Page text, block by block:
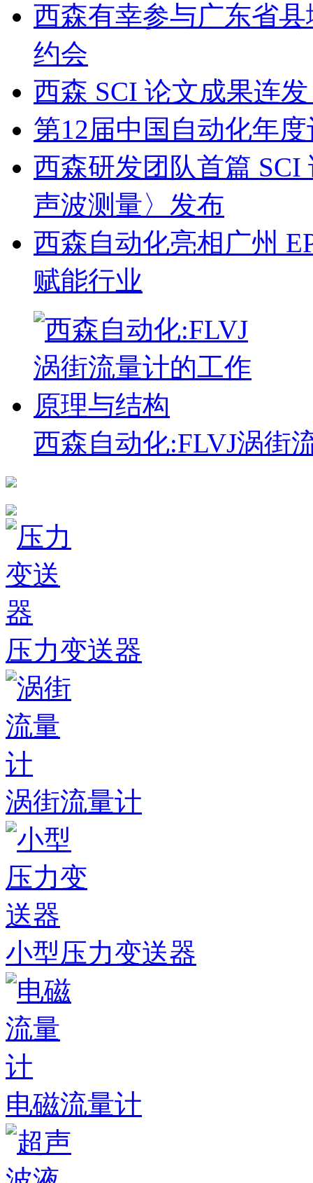
西森有幸参与广东省
约会
西森 SCI 论文成果连
第12届中国自动化年
西森研发团队首篇
声波测量〉发布
西森自动化亮相广州
赋能行业
西森自动化:FLVJ涡街
压力变送器
涡街流量计
小型压力变送器
电磁流量计